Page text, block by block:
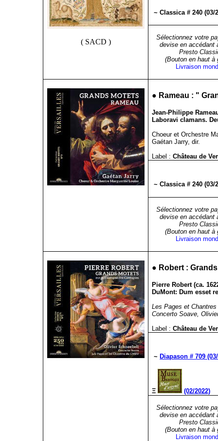
( SACD )
~ Classica # 240 (03/
Sélectionnez votre
devise en accédant
Presto
(Bouton en haut à
Livraison
● Rameau : "
Jean-Philippe
Laboravi clamans.
Choeur et Orchestre
Gaétan Jarry, dir.
Label :Château de
~ Classica # 240 (03/
Sélectionnez votre
devise en accédant
Presto
(Bouton en haut à
Livraison
● Robert :
Pierre Robert (ca.
DuMont: Dum esset
Les Pages et
Concerto Soave,
Label :Château de
~ Diapason # 709
Ξ (02/2022)
Sélectionnez votre
devise en accédant
Presto
(Bouton en haut à
Livraison